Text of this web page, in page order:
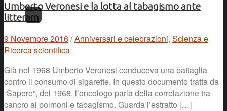
Umberto Veronesi e la lotta al tabagismo ante
litteram
9 Novembre 2016/Anniversari e celebrazioni, Scienza e
Ricerca scientifica
Già nel 1968 Umberto Veronesi conduceva una battaglia
contro il consumo di sigarette. In questo documento tratta da
“Sapere”, del 1968, l’oncologo parla della correlazione tra
cancro ai polmoni e tabagismo. Guarda l’estratto […]